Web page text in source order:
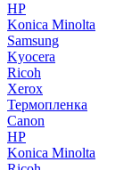
HP
Konica Minolta
Samsung
Kyocera
Ricoh
Xerox
Термопленка
Canon
HP
Konica Minolta